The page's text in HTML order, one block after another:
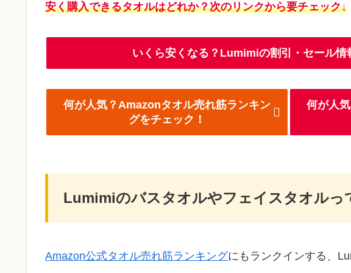
安く購入できるタオルはどれか？次のリンクから要チェック↓
いくら安くなる？Lumimiの割引・セール情
何が人気？Amazonタオル売れ筋ランキン
グをチェック！
何が人
Lumimiのバスタオルやフェイスタオルっ
Amazon公式タオル売れ筋ランキングにもランクインする、